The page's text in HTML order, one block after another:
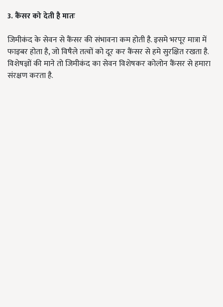
3.कैंसर को देती है मातः
जिमीकंद के सेवन से कैंसर की संभावना कम होती है. इसमे भरपूर मात्रा में
फाइबर होता है, जो विषैले तत्वों को दूर कर कैंसर से हमे सुरक्षित रखता है.
विशेषज्ञों की माने तो जिमीकंद का सेवन विशेषकर कोलोन कैंसर से हमारा
संरक्षण करता है.